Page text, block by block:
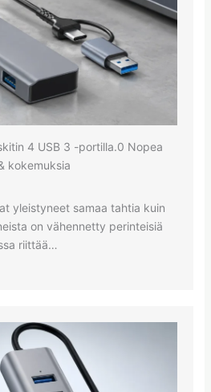
4 USB 3 -portilla.0 Nopea
kokemuksia
yleistyneet samaa tahtia kuin
on vähennetty perinteisiä
riittää…